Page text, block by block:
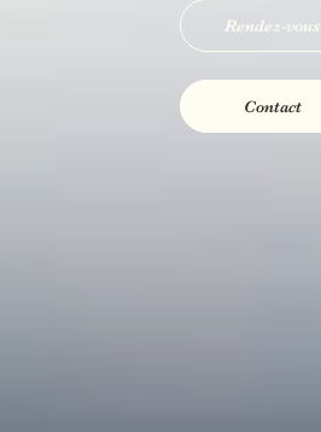
Rendez-vous
Contact